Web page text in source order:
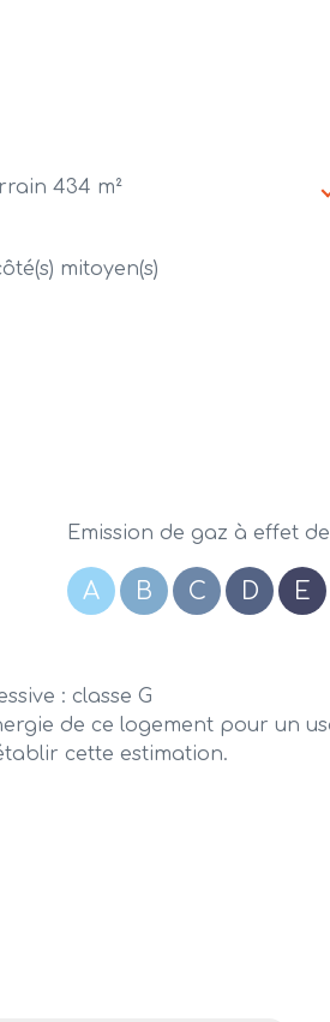
434 m²
mitoyen(s)
Emission de gaz à effet
A B C D E
: classe G
de ce logement pour un
cette estimation.